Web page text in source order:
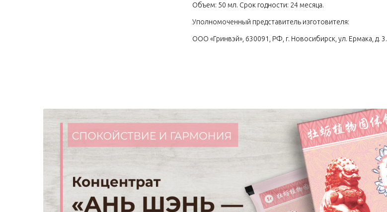
Объем: 50 мл. Срок годности: 24 месяца.
Уполномоченный представитель изготовителя:
ООО «Гринвэй», 630091, РФ, г. Новосибирск, ул. Ермака, д. 3.